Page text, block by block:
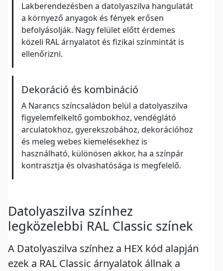
Lakberendezésben a datolyaszilva hangulatát
a környező anyagok és fények erősen
befolyásolják. Nagy felület előtt érdemes
közeli RAL árnyalatot és fizikai színmintát is
ellenőrizni.
Dekoráció és kombináció
A Narancs színcsaládon belül a datolyaszilva
figyelemfelkeltő gombokhoz, vendéglátó
arculatokhoz, gyerekszobához, dekorációhoz
és meleg webes kiemelésekhez is
használható, különösen akkor, ha a színpár
kontrasztja és olvashatósága is megfelelő.
Datolyaszilva színhez
legközelebbi RAL Classic színek
A Datolyaszilva színhez a HEX kód alapján
ezek a RAL Classic árnyalatok állnak a